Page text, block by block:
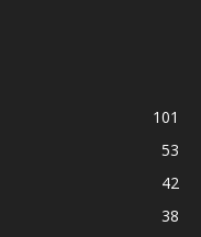
101
53
42
38